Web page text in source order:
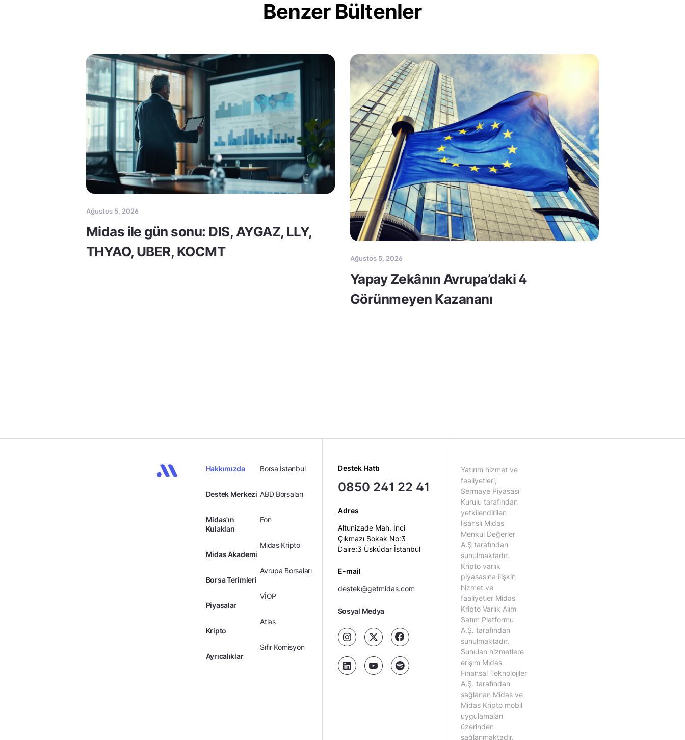
Benzer Bültenler
Ağustos 5, 2026
Midas ile gün sonu: DIS, AYGAZ, LLY,
THYAO, UBER, KOCMT
Ağustos 5, 2026
Yapay Zekânın Avrupa’daki 4
Görünmeyen Kazananı
Hakkımızda
Destek Merkezi
Midas'ın
Kulakları
Midas Akademi
Borsa Terimleri
Piyasalar
Kripto
Ayrıcalıklar
Borsa İstanbul
ABD Borsaları
Fon
Midas Kripto
Avrupa Borsaları
VİOP
Atlas
Sıfır Komisyon
Destek Hattı
0850 241 22 41
Adres
Altunizade Mah. İnci
Çıkmazı Sokak No:3
Daire:3 Üsküdar İstanbul
E-mail
destek@getmidas.com
Sosyal Medya
Yatırım hizmet ve
faaliyetleri,
Sermaye Piyasası
Kurulu tarafından
yetkilendirilen
lisanslı Midas
Menkul Değerler
A.Ş tarafından
sunulmaktadır.
Kripto varlık
piyasasına ilişkin
hizmet ve
faaliyetler Midas
Kripto Varlık Alım
Satım Platformu
A.Ş. tarafından
sunulmaktadır.
Sunulan hizmetlere
erişim Midas
Finansal Teknolojiler
A.Ş. tarafından
sağlanan Midas ve
Midas Kripto mobil
uygulamaları
üzerinden
sağlanmaktadır.